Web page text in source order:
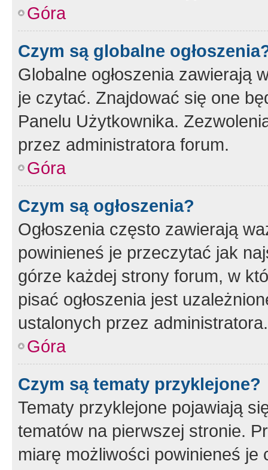
Góra
Czym są globalne
Globalne ogłoszenia zawierają
je czytać. Znajdować się one
Panelu Użytkownika.
przez administratora forum.
Góra
Czym są ogłoszenia?
Ogłoszenia często zawierają
powinieneś je przeczytać jak
górze każdej strony forum, w
pisać ogłoszenia jest
ustalonych przez administratora.
Góra
Czym są tematy przyklejone?
Tematy przyklejone pojawiają
tematów na pierwszej stronie.
miarę możliwości powinieneś je